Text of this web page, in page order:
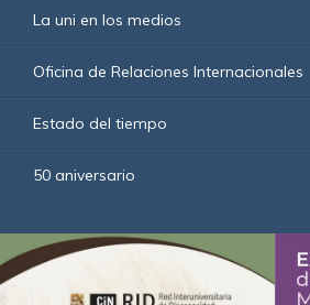
La uni en los medios
Oficina de Relaciones Internacionales
Estado del tiempo
50 aniversario